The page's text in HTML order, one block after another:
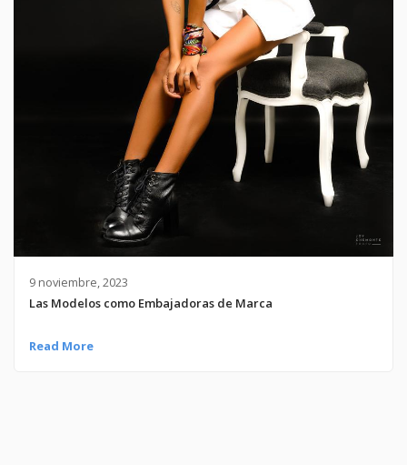
9 noviembre, 2023
Las Modelos como Embajadoras de Marca
Read More